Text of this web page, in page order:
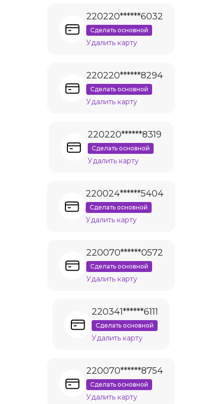
220220******6032
Сделать основной
Удалить карту
220220******8294
Сделать основной
Удалить карту
220220******8319
Сделать основной
Удалить карту
220024******5404
Сделать основной
Удалить карту
220070******0572
Сделать основной
Удалить карту
220341******6111
Сделать основной
Удалить карту
220070******8754
Сделать основной
Удалить карту